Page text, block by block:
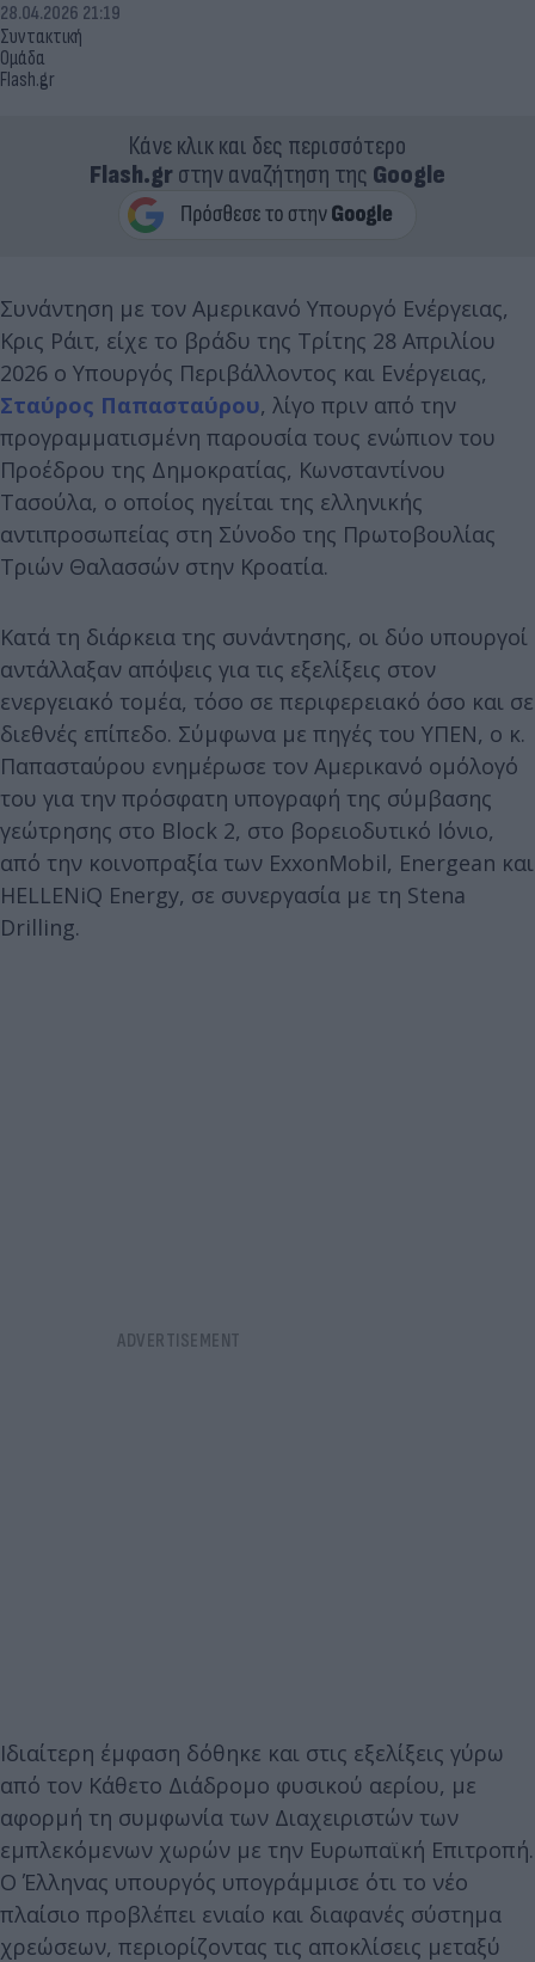
Συντακτική
Ομάδα
Flash.gr
28.04.2026 21:19
Κάνε κλικ και δες περισσότερο
Flash.grστην αναζήτηση της Google
Συνάντηση με τον Αμερικανό Υπουργό Ενέργειας,
Κρις Ράιτ, είχε το βράδυ της Τρίτης 28 Απριλίου
2026 ο Υπουργός Περιβάλλοντος και Ενέργειας,
Σταύρος Παπασταύρου, λίγο πριν από την
προγραμματισμένη παρουσία τους ενώπιον του
Προέδρου της Δημοκρατίας, Κωνσταντίνου
Τασούλα, ο οποίος ηγείται της ελληνικής
αντιπροσωπείας στη Σύνοδο της Πρωτοβουλίας
Τριών Θαλασσών στην Κροατία.
Κατά τη διάρκεια της συνάντησης, οι δύο υπουργοί
αντάλλαξαν απόψεις για τις εξελίξεις στον
ενεργειακό τομέα, τόσο σε περιφερειακό όσο και σε
διεθνές επίπεδο. Σύμφωνα με πηγές του ΥΠΕΝ, ο κ.
Παπασταύρου ενημέρωσε τον Αμερικανό ομόλογό
του για την πρόσφατη υπογραφή της σύμβασης
γεώτρησης στο Block 2, στο βορειοδυτικό Ιόνιο,
από την κοινοπραξία των ExxonMobil, Energean και
HELLENiQ Energy, σε συνεργασία με τη Stena
Drilling.
Ιδιαίτερη έμφαση δόθηκε και στις εξελίξεις γύρω
από τον Κάθετο Διάδρομο φυσικού αερίου, με
αφορμή τη συμφωνία των Διαχειριστών των
εμπλεκόμενων χωρών με την Ευρωπαϊκή Επιτροπή.
Ο Έλληνας υπουργός υπογράμμισε ότι το νέο
πλαίσιο προβλέπει ενιαίο και διαφανές σύστημα
χρεώσεων, περιορίζοντας τις αποκλίσεις μεταξύ